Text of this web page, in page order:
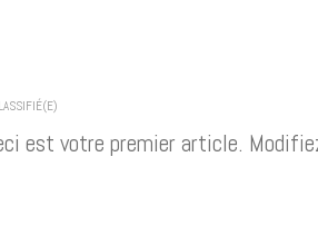
est votre premier article.